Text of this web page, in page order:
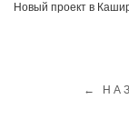
Новый проект в
←